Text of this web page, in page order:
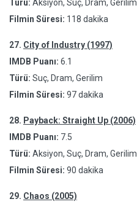
Türü: Aksiyon, Suç, Dram, Gerilim
Filmin Süresi: 118 dakika
27. City of Industry (1997)
IMDB Puanı: 6.1
Türü: Suç, Dram, Gerilim
Filmin Süresi: 97 dakika
28. Payback: Straight Up (2006)
IMDB Puanı: 7.5
Türü: Aksiyon, Suç, Dram, Gerilim
Filmin Süresi: 90 dakika
29. Chaos (2005)